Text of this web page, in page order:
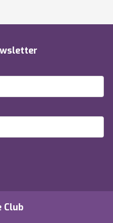
Club